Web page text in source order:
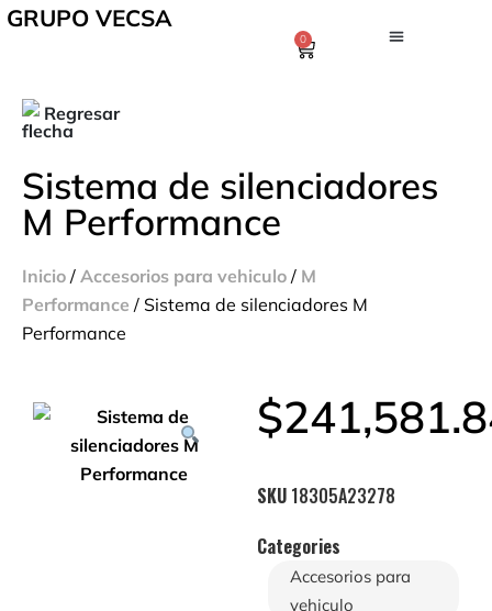
GRUPO VECSA
0
Regresar
Sistema de silenciadores
M Performance
Inicio / Accesorios para vehiculo / M
Performance / Sistema de silenciadores M
Performance
$
SKU 18305A23278
Categories
Accesorios para
vehiculo